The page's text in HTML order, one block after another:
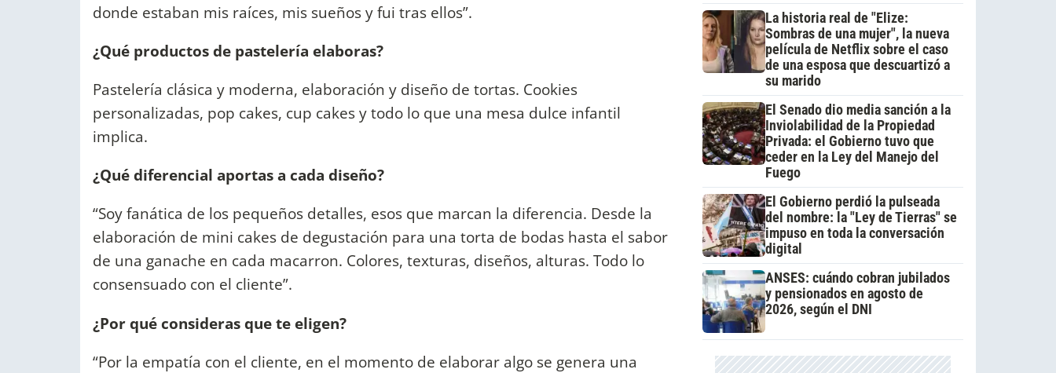
donde estaban mis raíces, mis sueños y fui tras ellos”.
¿Qué productos de pastelería elaboras?
Pastelería clásica y moderna, elaboración y diseño de tortas. Cookies
personalizadas, pop cakes, cup cakes y todo lo que una mesa dulce infantil
implica.
¿Qué diferencial aportas a cada diseño?
“Soy fanática de los pequeños detalles, esos que marcan la diferencia. Desde la
elaboración de mini cakes de degustación para una torta de bodas hasta el sabor
de una ganache en cada macarron. Colores, texturas, diseños, alturas. Todo lo
consensuado con el cliente”.
¿Por qué consideras que te eligen?
“Por la empatía con el cliente, en el momento de elaborar algo se genera una
La historia real de "Elize:
Sombras de una mujer", la nueva
película de Netflix sobre el caso
de una esposa que descuartizó a
su marido
El Senado dio media sanción a la
Inviolabilidad de la Propiedad
Privada: el Gobierno tuvo que
ceder en la Ley del Manejo del
Fuego
El Gobierno perdió la pulseada
del nombre: la "Ley de Tierras" se
impuso en toda la conversación
digital
ANSES: cuándo cobran jubilados
y pensionados en agosto de
2026, según el DNI